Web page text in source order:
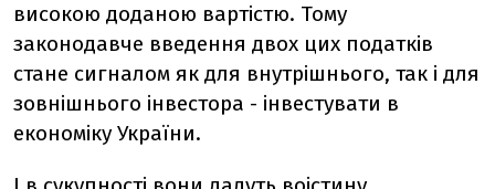
високою доданою вартістю. Тому
законодавче введення двох цих податків
стане сигналом як для внутрішнього, так і для
зовнішнього інвестора - інвестувати в
економіку України.